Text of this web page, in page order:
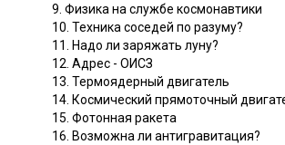
9. Физика на службе космонавтики
10. Техника соседей по разуму?
11. Надо ли заряжать луну?
12. Адрес - ОИСЗ
13. Термоядерный двигатель
14. Космический прямоточный
15. Фотонная ракета
16. Возможна ли антигравитация?